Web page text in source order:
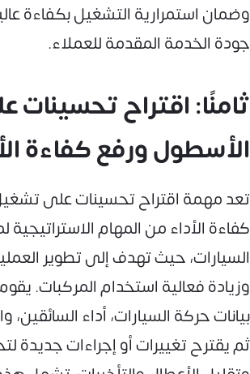
وضمان استمرارية التشغيل بكفاءة
جودة الخدمة المقدمة للعملاء.
ثامنًا: اقتراح
الأسطول ورفع كفاءة
تعد مهمة اقتراح تحسينات على
كفاءة الأداء من المهام
السيارات، حيث تهدف إلى تطوير
وزيادة فعالية استخدام المركبات.
بيانات حركة السيارات، أداء السائقين،
ثم يقترح تغييرات أو إجراءات جديدة